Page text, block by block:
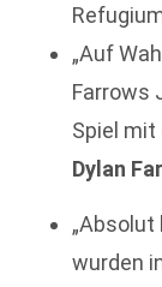
„Auf
Farrows
Spiel mit
Dylan
„Absolut
wurden